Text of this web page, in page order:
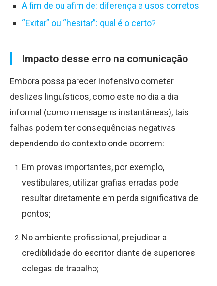
A fim de ou afim de: diferença e usos corretos
“Exitar” ou “hesitar”: qual é o certo?
Impacto desse erro na comunicação
Embora possa parecer inofensivo cometer
deslizes linguísticos, como este no dia a dia
informal (como mensagens instantâneas), tais
falhas podem ter consequências negativas
dependendo do contexto onde ocorrem:
Em provas importantes, por exemplo,
vestibulares, utilizar grafias erradas pode
resultar diretamente em perda significativa de
pontos;
No ambiente profissional, prejudicar a
credibilidade do escritor diante de superiores
colegas de trabalho;